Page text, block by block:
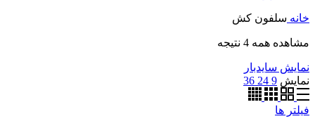
خانه سلفون کش
مشاهده همه 4 نتیجه
نمایش سایدبار
نمایش 9
24
36
فیلتر ها